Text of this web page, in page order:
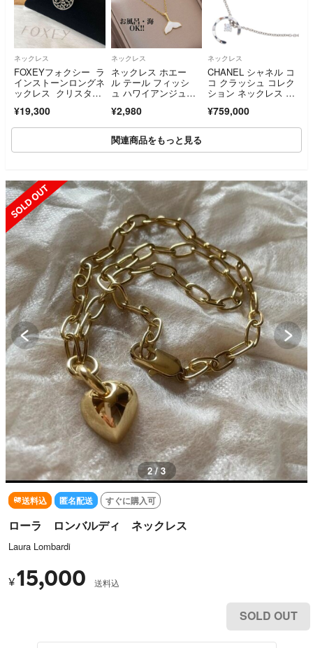
ネックレス
FOXEYフォクシー ラ
インストーンロングネ
ックレス クリスタル
¥19,300
ネックレス
ネックレス ホエー
ル テール フィッシ
ュ ハワイアンジュエ
¥2,980
ネックレス
CHANEL シャネル コ
コ クラッシュ コレク
ション ネックレス 18
イヤモンド J12104 K
18WG
¥759,000
関連商品をもっと見る
SOLD OUT
2 / 3
送料込 匿名配送 すぐに購入可
ローラ ロンバルディ ネックレス
Laura Lombardi
¥15,000 送料込
SOLD OUT